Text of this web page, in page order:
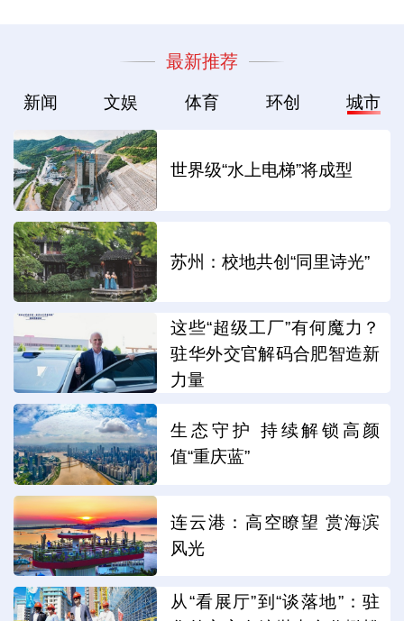
最新推荐
新闻 文娱 体育 环创 城市
世界级“水上电梯”将成型
苏州：校地共创“同里诗光”
这些“超级工厂”有何魔力？
驻华外交官解码合肥智造新
力量
生态守护 持续解锁高颜
值“重庆蓝”
连云港：高空瞭望 赏海滨
风光
从“看展厅”到“谈落地”：驻